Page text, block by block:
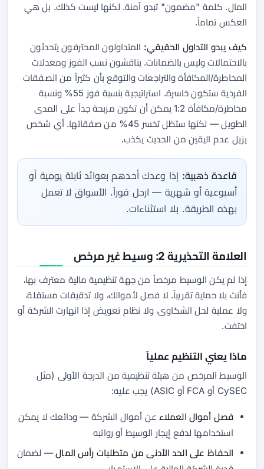
المال. كلمة "مضمون" تبدو آمنة. لكنها ليست كذلك. بل هي
العكس تماماً.
كيف يبدو التداول الحقيقي: المتداولون المحترفون يتحدثون
بالاحتمالات وليس بالضمانات. يناقشون نسب الفوز ومعدلات
المخاطرة/المكافأة والتراجعات والتوقع بأن كثيراً من الصفقات
الفردية ستكون خاسرة. استراتيجية بنسبة فوز 55% ونسبة
مخاطرة/مكافأة 1:2 يمكن أن تكون مربحة جداً على المدى
الطويل — لكنها ستظل تخسر 45% من صفقاتها. أي شخص
يزيل عدم اليقين من الحديث يكذب.
قاعدة ذهبية: إذا وعدك أحدهم بعوائد ثابتة يومية أو
أسبوعية أو شهرية — ارحل فوراً. الأسواق لا تعمل
بهذه الطريقة. بلا استثناءات.
العلامة التحذيرية 2: وسيط غير مرخص
إذا لم يكن الوسيط مرخصاً من جهة تنظيمية مالية معترف بها،
فأنت بلا حماية تقريباً. لا فصل لأموالك، ولا تدقيقات مستقلة،
ولا عملية لحل الشكاوى، ولا نظام تعويض إذا انهارت الشركة أو
اختفت.
ماذا يعني التنظيم عملياً
الوسيط المرخص من هيئة تنظيمية من الدرجة الأولى (مثل
CySEC أو FCA أو ASIC) يجب عليه:
فصل أموال العملاءعن أموال الشركة — ودائعك لا يمكن
استخدامها لدفع إيجار الوسيط أو رواتبه
الحفاظ على الحد الأدنى من متطلبات رأس المال— لضمان